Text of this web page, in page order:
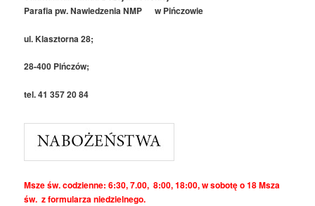
Parafia pw. Nawiedzenia NMP w Pińczowie
ul. Klasztorna 28;
28-400 Pińczów;
tel. 41 357 20 84
Msze św. codzienne: 6:30, 7.00, 8:00, 18:00, w sobotę o 18 Msza
św. z formularza niedzielnego.